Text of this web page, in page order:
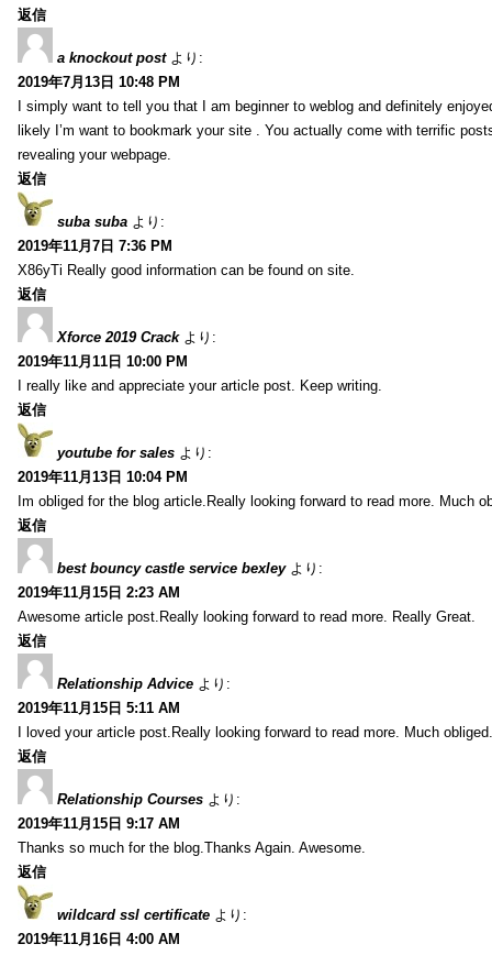
返信
a knockout post より:
2019年7月13日 10:48 PM
I simply want to tell you that I am beginner to weblog and definitely
likely I’m want to bookmark your site . You actually come with terrific
revealing your webpage.
返信
suba suba より:
2019年11月7日 7:36 PM
X86yTi Really good information can be found on site.
返信
Xforce 2019 Crack より:
2019年11月11日 10:00 PM
I really like and appreciate your article post. Keep writing.
返信
youtube for sales より:
2019年11月13日 10:04 PM
Im obliged for the blog article.Really looking forward to read more. Much
返信
best bouncy castle service bexley より:
2019年11月15日 2:23 AM
Awesome article post.Really looking forward to read more. Really Great.
返信
Relationship Advice より:
2019年11月15日 5:11 AM
I loved your article post.Really looking forward to read more. Much obliged.
返信
Relationship Courses より:
2019年11月15日 9:17 AM
Thanks so much for the blog.Thanks Again. Awesome.
返信
wildcard ssl certificate より:
2019年11月16日 4:00 AM